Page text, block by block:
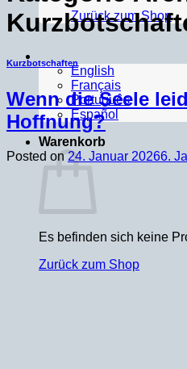
Zurück zum Shop
English
Français
Português
Español
Warenkorb
Es befinden sich keine
Zurück zum Shop
Kurzbotschaften
Wenn die Seele
Hoffnung?
Posted on 24. Januar 20266.